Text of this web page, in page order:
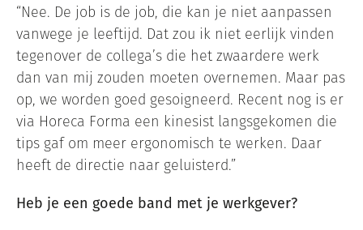
“Nee. De job is de job, die kan je niet aanpassen
vanwege je leeftijd. Dat zou ik niet eerlijk vinden
tegenover de collega’s die het zwaardere werk
dan van mij zouden moeten overnemen. Maar pas
op, we worden goed gesoigneerd. Recent nog is er
via Horeca Forma een kinesist langsgekomen die
tips gaf om meer ergonomisch te werken. Daar
heeft de directie naar geluisterd.”
Heb je een goede band met je werkgever?